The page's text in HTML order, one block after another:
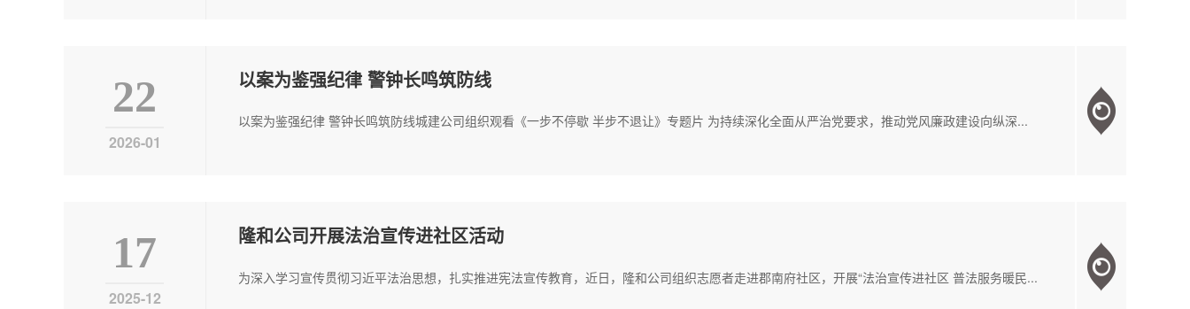
22
2026-01
以案为鉴强纪律 警钟长鸣筑防线
以案为鉴强纪律 警钟长鸣筑防线城建公司组织观看《一步不停歇 半步不退让》专题片 为持续深化全面从严治党要求，推动党风廉政建设向纵深...
17
2025-12
隆和公司开展法治宣传进社区活动
为深入学习宣传贯彻习近平法治思想，扎实推进宪法宣传教育，近日，隆和公司组织志愿者走进郡南府社区，开展“法治宣传进社区 普法服务暖民...